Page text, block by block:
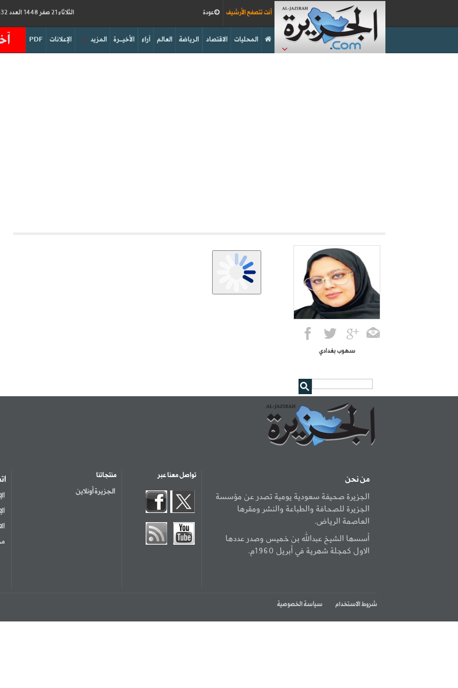
الثلاثاء 21 صفر 1448 العدد 19332 عودة أنت تتصفح الأرشيف
PDF الإعلانات المزيد الأخيــرة آراء العالم الرياضة الاقتصاد المحليات
سهوب بغدادي
من نحن
الجزيرة صحيفة سعودية يومية تصدر عن مؤسسة
الجزيرة للصحافة والطباعة والنشر ومقرها
العاصمة الرياض.
أسسها الشيخ عبدالله بن خميس وصدر عددها
الاول كمجلة شهرية في أبريل 1960م.
تواصل معنا عبر منتجاتنا
الجزيرة أونلاين
شروط الاستخدام سياسة الخصوصية